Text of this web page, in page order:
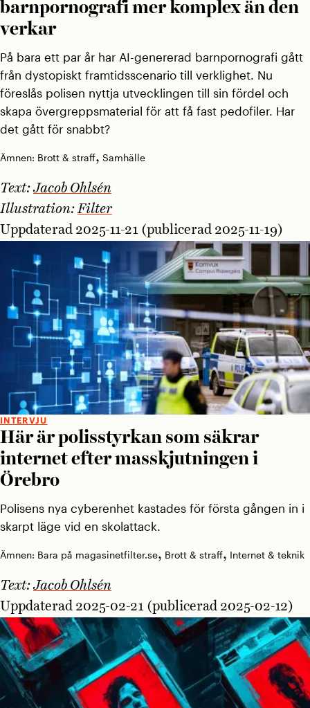
barnpornografi mer komplex än den
verkar
På bara ett par år har AI-genererad barnpornografi gått
från dystopiskt framtidsscenario till verklighet. Nu
föreslås polisen nyttja utvecklingen till sin fördel och
skapa övergreppsmaterial för att få fast pedofiler. Har
det gått för snabbt?
Ämnen: Brott & straff, Samhälle
Text: Jacob Ohlsén
Illustration:Filter
Uppdaterad 2025-11-21 (publicerad 2025-11-19)
INTERVJU
Här är polisstyrkan som säkrar
internet efter masskjutningen i
Örebro
Polisens nya cyberenhet kastades för första gången in i
skarpt läge vid en skolattack.
Ämnen: Bara på magasinetfilter.se, Brott & straff, Internet & teknik
Text: Jacob Ohlsén
Uppdaterad 2025-02-21 (publicerad 2025-02-12)